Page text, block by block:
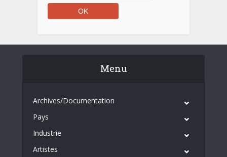
Menu
Archives/Documentation
Pays
Industrie
Artistes